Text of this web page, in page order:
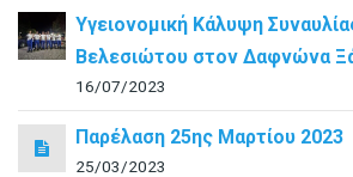
Υγειονομική Κάλυψη
Βελεσιώτου στον Δαφνώνα
16/07/2023
Παρέλαση 25ης Μαρτίου 2023
25/03/2023